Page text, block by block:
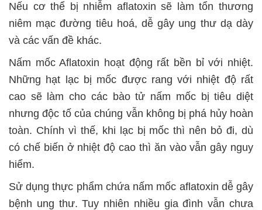
Nếu cơ thể bị nhiễm aflatoxin sẽ làm tổn thương
niêm mạc đường tiêu hoá, dễ gây ung thư dạ dày
và các vấn đề khác.
Nấm mốc Aflatoxin hoạt động rất bền bỉ với nhiệt.
Những hạt lạc bị mốc được rang với nhiệt độ rất
cao sẽ làm cho các bào tử nấm mốc bị tiêu diệt
nhưng độc tố của chúng vẫn không bị phá hủy hoàn
toàn. Chính vì thế, khi lạc bị mốc thì nên bỏ đi, dù
có chế biến ở nhiệt độ cao thì ăn vào vẫn gây nguy
hiểm.
Sử dụng thực phẩm chứa nấm mốc aflatoxin dễ gây
bệnh ung thư. Tuy nhiên nhiều gia đình vẫn chưa